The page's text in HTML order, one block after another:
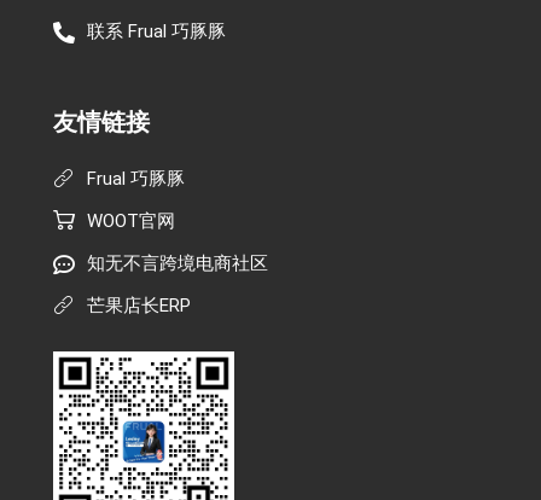
联系 Frual 巧豚豚
友情链接
Frual 巧豚豚
WOOT官网
知无不言跨境电商社区
芒果店长ERP